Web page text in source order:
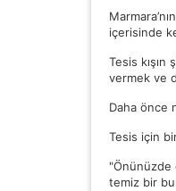
içerisinde
Tesis
vermek ve
Daha önce
Tesis için
"Önünüzde
temiz bir